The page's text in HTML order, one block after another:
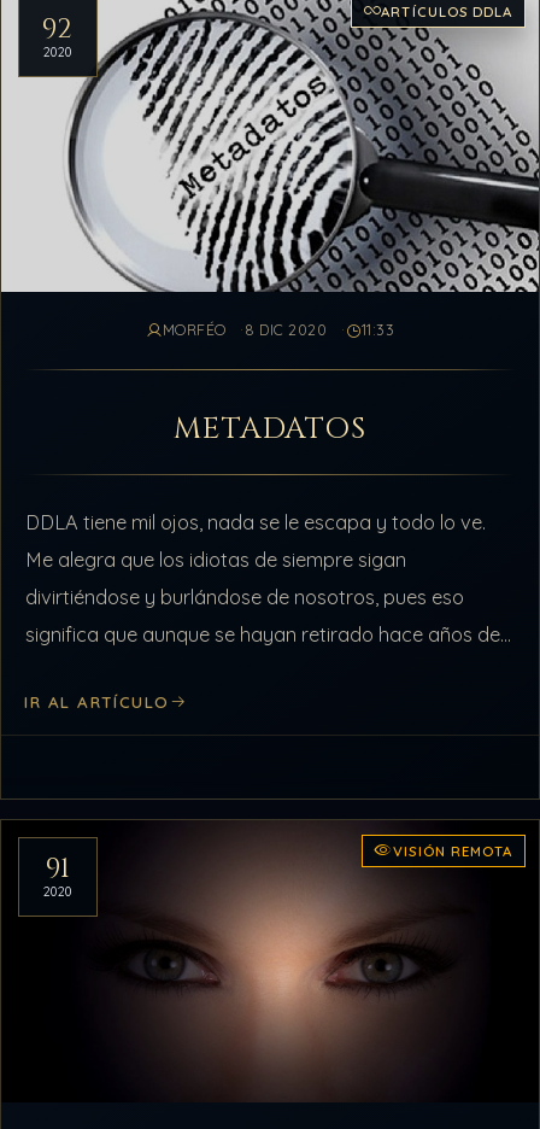
92
2020
ARTÍCULOS DDLA
MORFÉO 8 DIC 2020 11:33
METADATOS
DDLA tiene mil ojos, nada se le escapa y todo lo ve.
Me alegra que los idiotas de siempre sigan
divirtiéndose y burlándose de nosotros, pues eso
significa que aunque se hayan retirado hace años de…
IR AL ARTÍCULO
91
2020
VISIÓN REMOTA